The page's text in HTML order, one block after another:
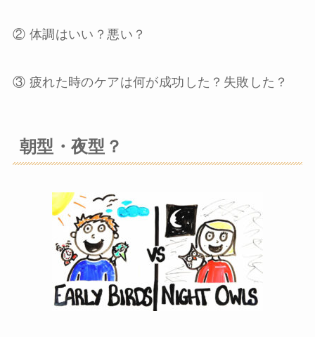
② 体調はいい？悪い？
③ 疲れた時のケアは何が成功した？失敗した？
朝型・夜型？